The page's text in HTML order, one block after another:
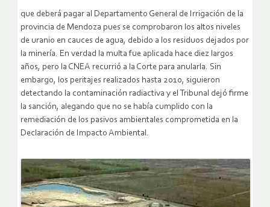
que deberá pagar al Departamento General de Irrigación de la
provincia de Mendoza pues se comprobaron los altos niveles
de uranio en cauces de agua, debido a los residuos dejados por
la minería. En verdad la multa fue aplicada hace diez largos
años, pero la CNEA recurrió a la Corte para anularla. Sin
embargo, los peritajes realizados hasta 2010, siguieron
detectando la contaminación radiactiva y el Tribunal dejó firme
la sanción, alegando que no se había cumplido con la
remediación de los pasivos ambientales comprometida en la
Declaración de Impacto Ambiental.